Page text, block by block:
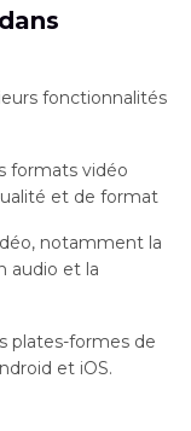
fonctionnalités
formats vidéo
et de format
notamment la
audio et la
plates-formes de
et iOS.